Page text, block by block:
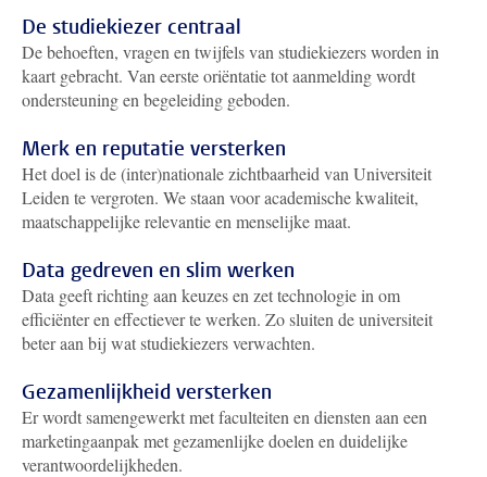
De studiekiezer centraal
De behoeften, vragen en twijfels van studiekiezers worden in
kaart gebracht. Van eerste oriëntatie tot aanmelding wordt
ondersteuning en begeleiding geboden.
Merk en reputatie versterken
Het doel is de (inter)nationale zichtbaarheid van Universiteit
Leiden te vergroten. We staan voor academische kwaliteit,
maatschappelijke relevantie en menselijke maat.
Data gedreven en slim werken
Data geeft richting aan keuzes en zet technologie in om
efficiënter en effectiever te werken. Zo sluiten de universiteit
beter aan bij wat studiekiezers verwachten.
Gezamenlijkheid versterken
Er wordt samengewerkt met faculteiten en diensten aan een
marketingaanpak met gezamenlijke doelen en duidelijke
verantwoordelijkheden.